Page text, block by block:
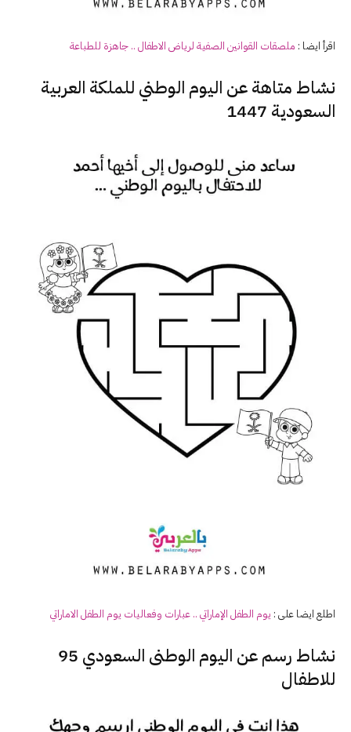
اقرأ ايضا : ملصقات القوانين الصفية لرياض الاطفال .. جاهزة للطباعة
نشاط متاهة عن اليوم الوطني للملكة العربية
السعودية 1447
اطلع ايضا على : يوم الطفل الإماراتي .. عبارات وفعاليات يوم الطفل الاماراتي
نشاط رسم عن اليوم الوطنى السعودي 95
للاطفال